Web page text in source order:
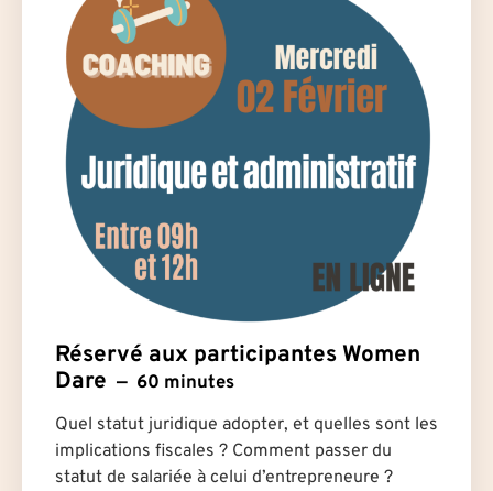
Réservé aux participantes Women
Dare
60 minutes
Quel statut juridique adopter, et quelles sont les
implications fiscales ? Comment passer du
statut de salarié·e à celui d’entrepreneur·e ?